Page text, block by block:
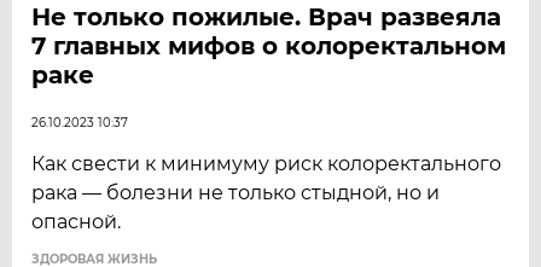
Не только пожилые. Врач развеяла
7 главных мифов о колоректальном
раке
26.10.2023 10:37
Как свести к минимуму риск колоректального
рака — болезни не только стыдной, но и
опасной.
ЗДОРОВАЯ ЖИЗНЬ